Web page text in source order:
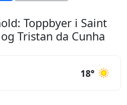
Toppbyer i Saint
Tristan da Cunha
18°